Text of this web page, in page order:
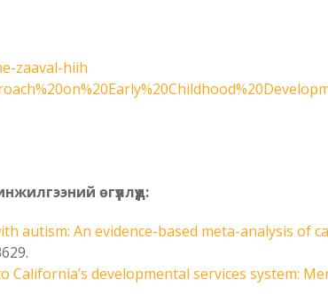
zaaval-hiih
өгүүллүүд:
autism: An evidence-based meta-analysis of
developmental services system: